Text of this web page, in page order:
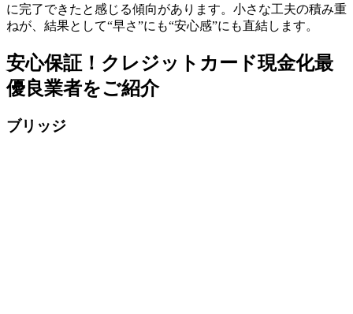
に完了できたと感じる傾向があります。小さな工夫の積み重
ねが、結果として“早さ”にも“安心感”にも直結します。
安心保証！クレジットカード現金化最
優良業者をご紹介
ブリッジ